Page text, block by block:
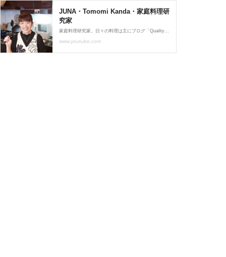
JUNA・Tomomi Kanda・家庭料理研
究家
家庭料理研究家。日々の料理は主にブログ「Quality of Life by JUNA」にて発信中。書籍『JUNAさんのいつもの材料で満足弁当』『JUNAさんの最強で最愛の家ハンバーグ』など多数。静岡県出身。1972年生まれ。日本ハンバーグ協会スペシャリスト。料理検索はサイト「JUNA Online Kitchen」へどうぞ♪
www.youtube.com